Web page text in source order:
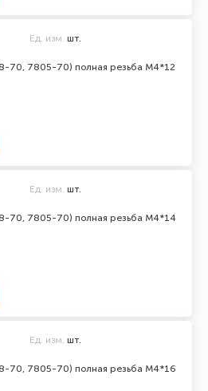
70, 7805-70) полная резьба М4*12
Ед. изм. шт.
70, 7805-70) полная резьба М4*14
Ед. изм. шт.
70, 7805-70) полная резьба М4*16
Ед. изм. шт.